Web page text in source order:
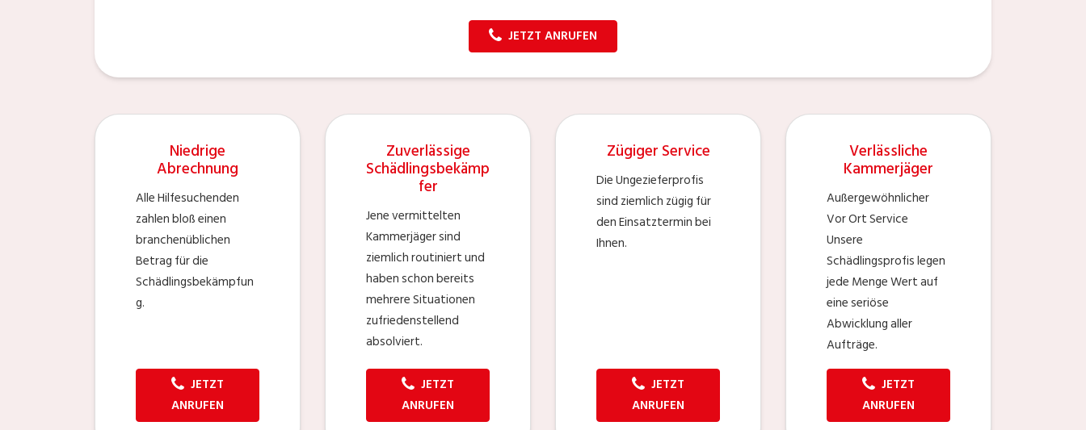
JETZT ANRUFEN
Niedrige
Abrechnung
Alle Hilfesuchenden
zahlen bloß einen
branchenüblichen
Betrag für die
Schädlingsbekämpfun
g.
JETZT
ANRUFEN
Zuverlässige
Schädlingsbekämp
fer
Jene vermittelten
Kammerjäger sind
ziemlich routiniert und
haben schon bereits
mehrere Situationen
zufriedenstellend
absolviert.
JETZT
ANRUFEN
Zügiger Service
Die Ungezieferprofis
sind ziemlich zügig für
den Einsatztermin bei
Ihnen.
JETZT
ANRUFEN
Verlässliche
Kammerjäger
Außergewöhnlicher
Vor Ort Service
Unsere
Schädlingsprofis legen
jede Menge Wert auf
eine seriöse
Abwicklung aller
Aufträge.
JETZT
ANRUFEN